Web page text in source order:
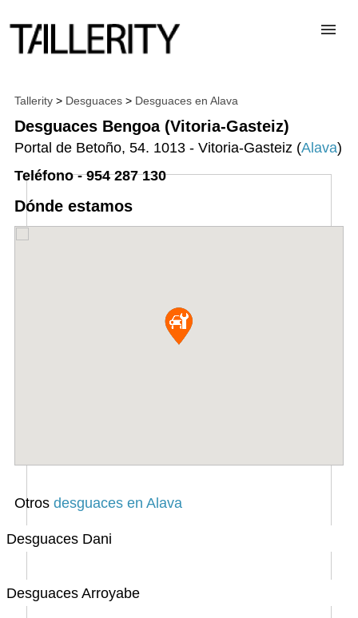
TALLERES
DESGUACES
PARA PROFESIONALES
Tallerity > Desguaces > Desguaces en Alava
Desguaces Bengoa (Vitoria-Gasteiz)
Portal de Betoño, 54. 1013 - Vitoria-Gasteiz (Alava)
Teléfono - 954 287 130
Dónde estamos
Otros desguaces en Alava
Desguaces Dani
Desguaces Arroyabe